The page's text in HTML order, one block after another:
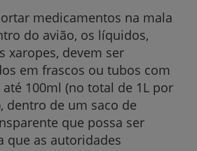
medicamentos na mala
do avião, os líquidos,
xaropes, devem ser
em frascos ou tubos com
até 100ml (no total de 1L por
dentro de um saco de
que possa ser
que as autoridades